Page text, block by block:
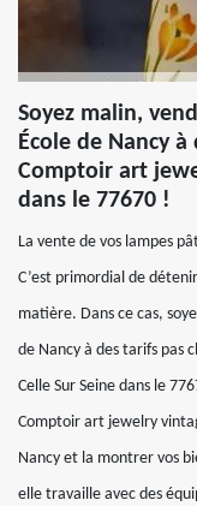
Soyez malin,
École de Nancy
Comptoir art
dans le 77670 !
La vente de vos lampes
C’est primordial de
matière. Dans ce cas,
de Nancy à des tarifs pas
Celle Sur Seine dans le
Comptoir art jewelry
Nancy et la montrer vos
elle travaille avec des